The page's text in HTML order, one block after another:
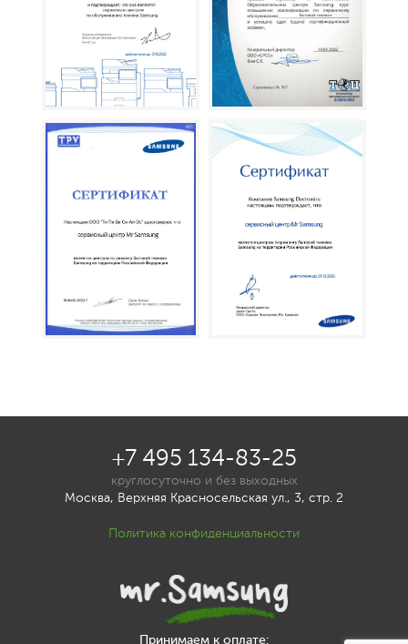
Принимаем к оплате:
+7 495 134-83-25
круглосуточно и без выходных
Москва, Верхняя Красносельская ул., 3, стр. 2
Политика конфиденциальности